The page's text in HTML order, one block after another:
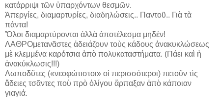
κατάρριψι τῶν ὑπαρχόντων θεσμῶν.
Ἀπεργίες, διαμαρτυρίες, διαδηλώσεις.. Παντοῦ.. Γιὰ τὰ
πάντα!
Ὅλοι διαμαρτύρονται ἀλλὰ ἀποτέλεσμα μηδέν!
ΛΑΘΡΟμετανᾶστες ἀδειάζουν τοὺς κάδους ἀνακυκλώσεως
μὲ κλεμμένα καρότσια ἀπὸ πολυκαταστήματα. (Πάει καὶ ἡ
ἀνακύκλωσις!!!)
Λωποδῦτες («νεοφώτιστοι» οἱ περισσότεροι) πετοῦν τὶς
ἄδειες τσᾶντες ποὺ πρὸ ὁλίγου ἅρπαξαν ἀπὸ κάποιαν
γιαγιά.